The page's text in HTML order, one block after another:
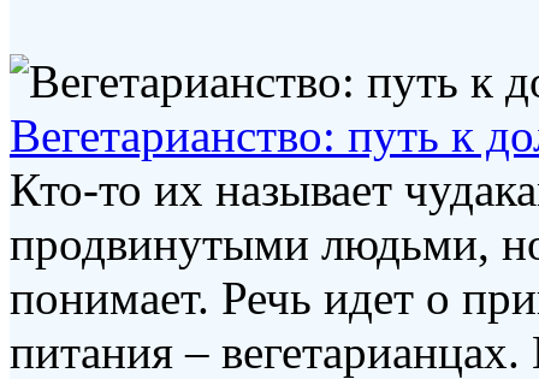
Вегетарианство: путь к
Кто-то их называет
продвинутыми людьми,
понимает. Речь идет о
питания –